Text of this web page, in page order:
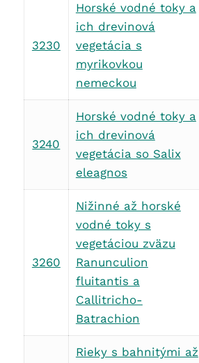
3230
Horské vodné toky a
ich drevinová
vegetácia s
myrikovkou
nemeckou
3240
Horské vodné toky a
ich drevinová
vegetácia so Salix
eleagnos
3260
Nižinné až horské
vodné toky s
vegetáciou zväzu
Ranunculion
fluitantis a
Callitricho-
Batrachion
Rieky s bahnitými až